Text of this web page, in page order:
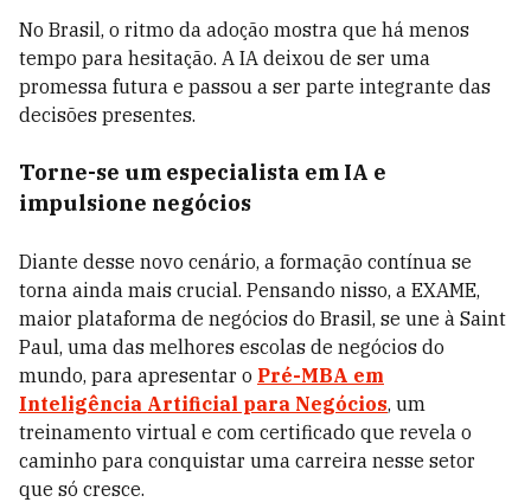
No Brasil, o ritmo da adoção mostra que há menos
tempo para hesitação. A IA deixou de ser uma
promessa futura e passou a ser parte integrante das
decisões presentes.
Torne-se um especialista em IA e
impulsione negócios
Diante desse novo cenário, a formação contínua se
torna ainda mais crucial. Pensando nisso, a EXAME,
maior plataforma de negócios do Brasil, se une à Saint
Paul, uma das melhores escolas de negócios do
mundo, para apresentar o Pré-MBA em
Inteligência Artificial para Negócios, um
treinamento virtual e com certificado que revela o
caminho para conquistar uma carreira nesse setor
que só cresce.